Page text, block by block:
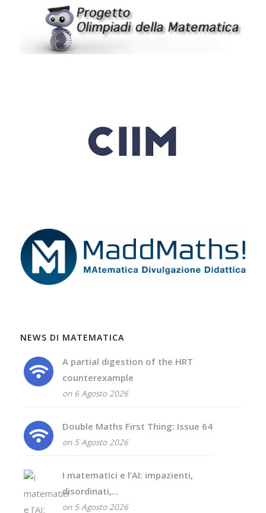
NEWS DI MATEMATICA
A partial digestion of the HRT
counterexample
on 6 Agosto 2026
Double Maths First Thing: Issue 64
on 5 Agosto 2026
I matematici e l’AI: impazienti,
disordinati,...
on 5 Agosto 2026